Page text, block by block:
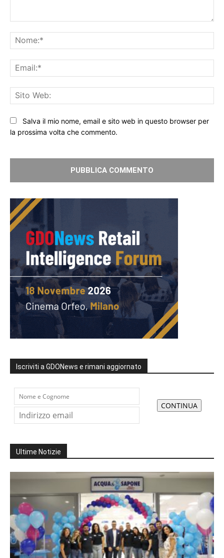
Salva il mio nome, email e sito web in questo browser per
la prossima volta che commento.
Iscriviti a GDONews e rimani aggiornato
Ultime Notizie